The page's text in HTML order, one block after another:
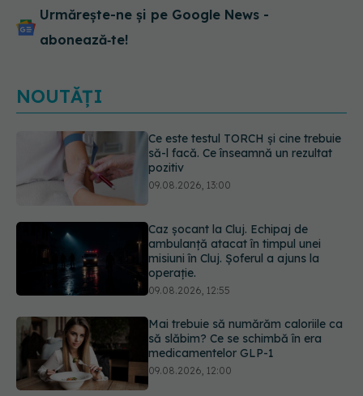
Urmărește-ne și pe Google News -
abonează‑te!
NOUTĂȚI
Caz șocant la Cluj. Echipaj de
ambulanță atacat în timpul unei
misiuni în Cluj. Șoferul a ajuns la
Mai trebuie să numărăm caloriile ca
să slăbim? Ce se schimbă în era
medicamentelor GLP-1
09.08.2026, 12:00
Dieta care îți distruge creierul,
potrivit cercetătorilor de la Harvard
09.08.2026, 11:45